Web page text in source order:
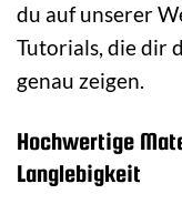
du auf unserer
Tutorials, die dir
genau zeigen.
Hochwertige
Langlebigkeit